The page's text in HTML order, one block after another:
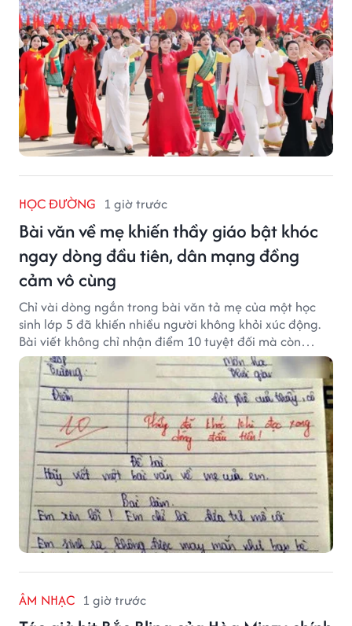
HỌC ĐƯỜNG 1 giờ trước
Bài văn về mẹ khiến thầy giáo bật khóc
ngay dòng đầu tiên, dân mạng đồng
cảm vô cùng
Chỉ vài dòng ngắn trong bài văn tả mẹ của một học
sinh lớp 5 đã khiến nhiều người không khỏi xúc động.
Bài viết không chỉ nhận điểm 10 tuyệt đối mà còn
khiến thầy giáo nghẹn ngào viết lời phê: "Thầy đã
khóc khi đọc xong dòng đầu tiên."
ÂM NHẠC 1 giờ trước